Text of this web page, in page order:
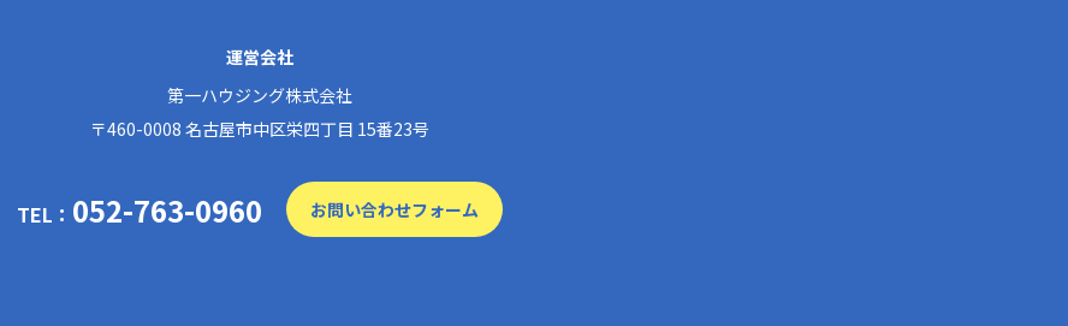
運営会社
第一ハウジング株式会社
〒460-0008 名古屋市中区栄四丁目 15番23号
TEL： 052-763-0960 お問い合わせフォーム